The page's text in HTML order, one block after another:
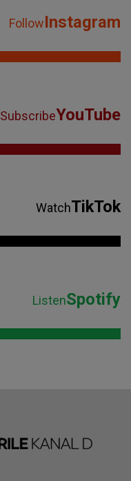
FollowInstagram
SubscribeYouTube
WatchTikTok
ListenSpotify